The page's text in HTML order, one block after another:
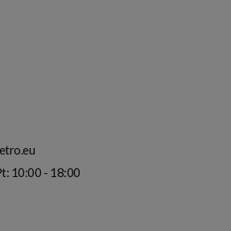
10:00 - 18:00